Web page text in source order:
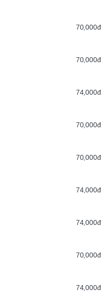
70,000đ
70,000đ
74,000đ
70,000đ
70,000đ
74,000đ
74,000đ
70,000đ
74,000đ